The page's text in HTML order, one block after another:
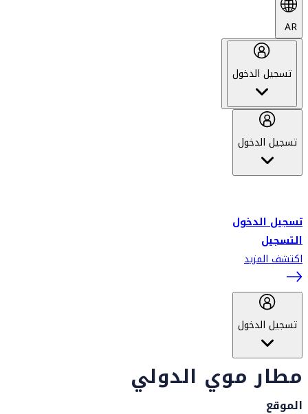
AR
تسجيل الدخول
تسجيل الدخول
تسجيل الدخول
التسجيل
اكتشف المزيد
تسجيل الدخول
مطار موي الدولي
الموقع